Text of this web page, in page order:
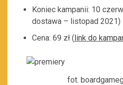
Koniec kampanii: 10
dostawa – listopad 2021)
Cena: 69 zł (link do
fot.